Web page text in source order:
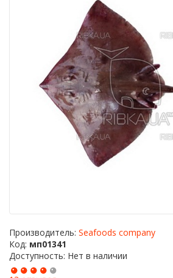
Производитель: Seafoods company
Код: мп01341
Доступность: Нет в наличии